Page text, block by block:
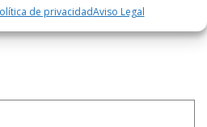
de privacidadAviso Legal
Lo digo sin tener animales.